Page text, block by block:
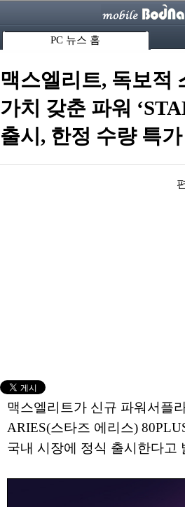
PC 뉴스 홈
맥스엘리트, 독보적
가치 갖춘 파워
출시, 한정 수량 특
맥스엘리트가 신규 파워서플
ARIES(스타즈 에리스)
국내 시장에 정식 출시한다고